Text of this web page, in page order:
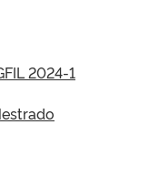
2024-1